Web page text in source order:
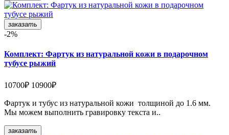
заказать
-2%
Комплект: Фартук из натуральной кожи в подарочном
тубусе рыжий
10700₽ 10900₽
Фартук и тубус из натуральной кожи толщиной до 1.6 мм.
Мы можем выполнить гравировку текста и..
заказать